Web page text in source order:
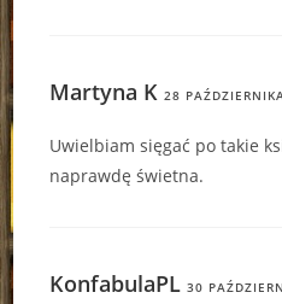
Martyna K 28
Uwielbiam sięgać po takie
naprawdę świetna.
KonfabulaPL 30